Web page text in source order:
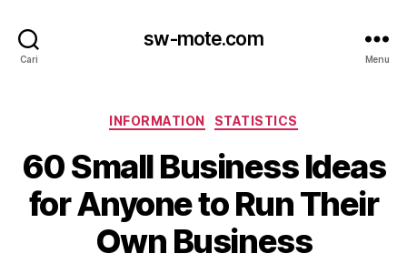
Cari
sw-mote.com
Menu
Kategori
INFORMATION STATISTICS
60 Small Business Ideas
for Anyone to Run Their
Own Business